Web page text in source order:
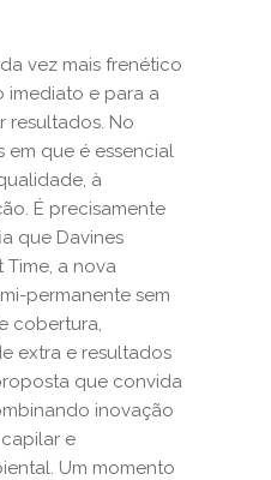
vez mais frenético
imediato e para a
resultados. No
em que é essencial
à
É precisamente
que Davines
Time, a nova
permanente sem
cobertura,
extra e resultados
que convida
inovação
e
Um momento